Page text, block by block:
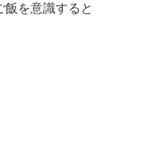
を意識すると